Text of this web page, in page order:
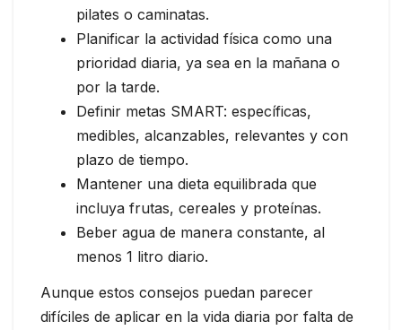
pilates o caminatas.
Planificar la actividad física como una
prioridad diaria, ya sea en la mañana o
por la tarde.
Definir metas SMART: específicas,
medibles, alcanzables, relevantes y con
plazo de tiempo.
Mantener una dieta equilibrada que
incluya frutas, cereales y proteínas.
Beber agua de manera constante, al
menos 1 litro diario.
Aunque estos consejos puedan parecer
difíciles de aplicar en la vida diaria por falta de